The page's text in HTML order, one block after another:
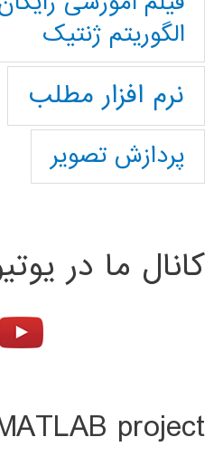
الگوریتم ژنتیک
نرم افزار مطلب
پردازش تصویر
کانال ما در
project